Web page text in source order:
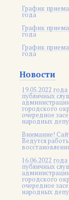
График приема
года
График приема
года
График приема
года
Новости
19.05.2022
публичных
городского
очередное
народных
Внимание!
Ведутся
16.06.2022
публичных
городского
очередное
народных